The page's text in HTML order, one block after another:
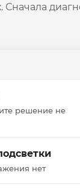
решение не
нет